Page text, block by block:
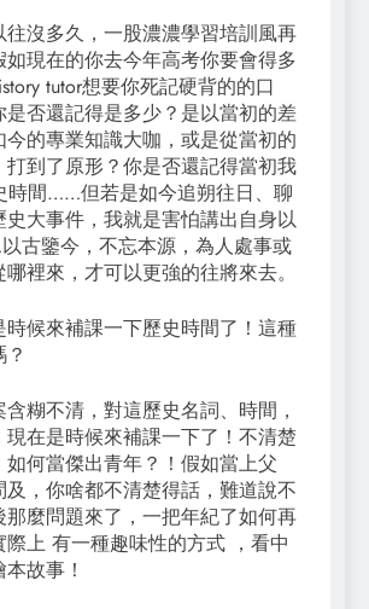
往沒多久，一股濃濃學習培訓風再
現在的你去今年高考你要會得多
tutor想要你死記硬背的的口
是否還記得是多少？是以當初的差
的專業知識大咖，或是從當初的
打到了原形？你是否還記得當初我
時間……但若是如今追朔往日、聊
史大事件，我就是害怕講出自身以
古鑒今，不忘本源，為人處事或
裡來，才可以更強的往將來去。
時候來補課一下歷史時間了！這種
糊不清，對這歷史名詞、時間，
現在是時候來補課一下了！不清楚
何當傑出青年？！假如當上父
，你啥都不清楚得話，難道說不
那麼問題來了，一把年紀了如何再
上 有一種趣味性的方式 ，看中
故事！